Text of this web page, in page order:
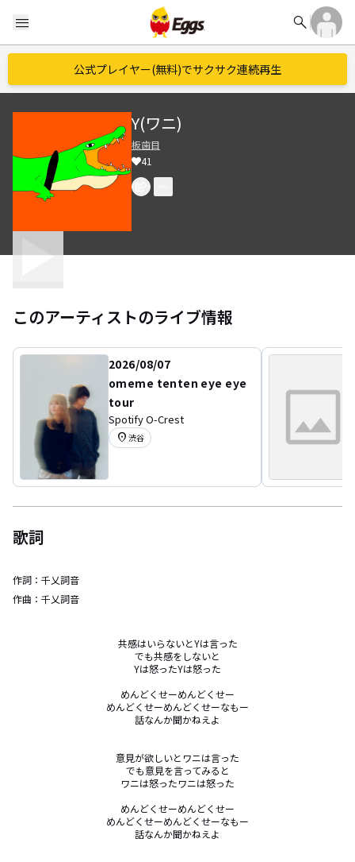
menu search
公式プレイヤー(無料)でサクサク連続再生
Y(ワニ)
板歯目
41
このアーティストのライブ情報
2026/08/07
omeme tenten eye eye
tour
Spotify O-Crest
location_on 渋谷
歌詞
作詞： 千乂詞音
作曲： 千乂詞音
共感はいらないとYは言った
でも共感をしないと
Yは怒ったYは怒った
めんどくせーめんどくせー
めんどくせーめんどくせーなもー
話なんか聞かねえよ
意見が欲しいとワニは言った
でも意見を言ってみると
ワニは怒ったワニは怒った
めんどくせーめんどくせー
めんどくせーめんどくせーなもー
話なんか聞かねえよ